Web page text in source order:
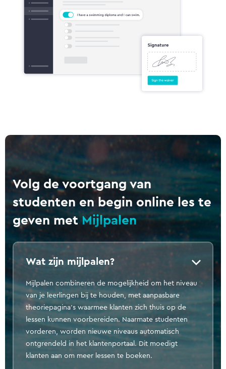
Volg de voortgang van
studenten en begin online les te
geven metMijlpalen
Wat zijn mijlpalen?
Mijlpalen combineren de mogelijkheid om het niveau
van je leerlingen bij te houden, met aanpasbare
theoriepagina's waarmee klanten zich thuis op de
lessen kunnen voorbereiden. Naarmate studenten
vorderen, worden nieuwe niveaus automatisch
ontgrendeld in het klantenportaal. Dit moedigt
klanten aan om meer lessen te boeken.